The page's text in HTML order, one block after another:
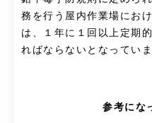
務を行う屋内作業場にお
は、１年に１回以上定期
ればならないとなっていま
参考にな